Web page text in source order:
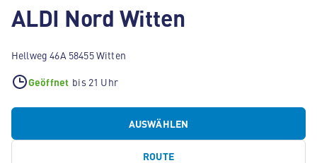
ALDI Nord Witten
Hellweg 46A 58455 Witten
Geöffnet bis 21 Uhr
AUSWÄHLEN
ROUTE